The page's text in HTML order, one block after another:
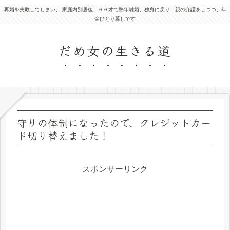
再婚を失敗してしまい、 家庭内別居後、６６才で塾年離婚、独身に戻り、親の介護をしつつ、年
金ひとり暮しです
だめ女の生きる道
守りの体制になったので、クレジットカー
ド切り替えました！
スポンサーリンク